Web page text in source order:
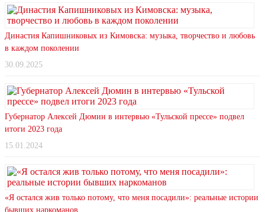
Династия Капишниковых из Кимовска: музыка, творчество и любовь
в каждом поколении
30.09.2025
Губернатор Алексей Дюмин в интервью «Тульской прессе» подвел
итоги 2023 года
15.01.2024
«Я остался жив только потому, что меня посадили»: реальные истории
бывших наркоманов